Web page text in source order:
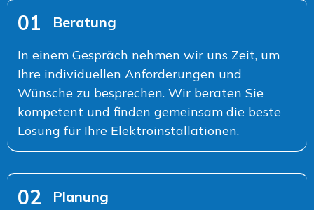
01 Beratung
In einem Gespräch nehmen wir uns Zeit, um
Ihre individuellen Anforderungen und
Wünsche zu besprechen. Wir beraten Sie
kompetent und finden gemeinsam die beste
Lösung für Ihre Elektroinstallationen.
02 Planung